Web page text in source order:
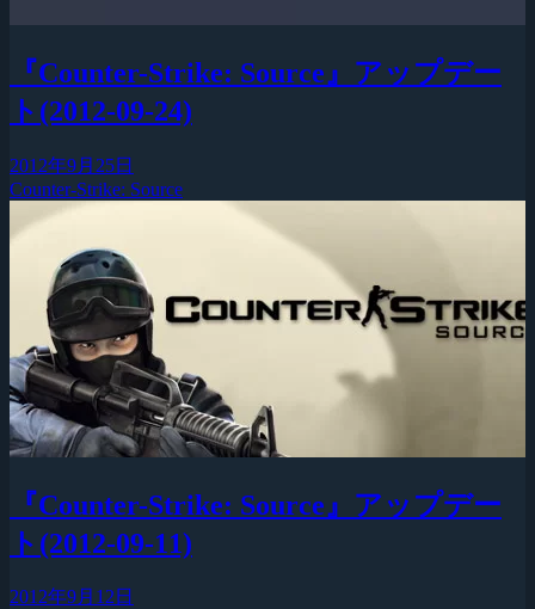
『Counter-Strike: Source』アップデー
ト(2012-09-24)
2012年9月25日
Counter-Strike: Source
『Counter-Strike: Source』アップデー
ト(2012-09-11)
2012年9月12日